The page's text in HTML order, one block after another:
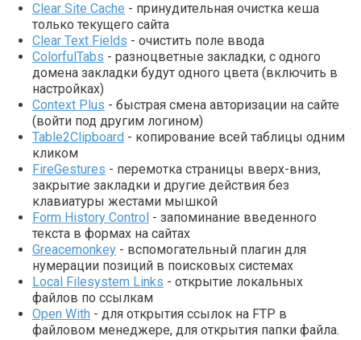
Clear Site Cache - принудительная очистка кеша
только текущего сайта
Clear Text Fields - очистить поле ввода
ColorfulTabs - разноцветные закладки, с одного
домена закладки будут одного цвета (включить в
настройках)
Context Plus - быстрая смена авторизации на сайте
(войти под другим логином)
Table2Clipboard - копирование всей таблицы одним
кликом
FireGestures - перемотка страницы вверх-вниз,
закрытие закладки и другие действия без
клавиатуры жестами мышкой
Form History Control - запоминание введенного
текста в формах на сайтах
Greacemonkey - вспомогательный плагин для
нумерации позиций в поисковых системах
Local Filesystem Links - открытие локальных
файлов по ссылкам
Open With - для открытия ссылок на FTP в
файловом менеджере, для открытия папки файла.